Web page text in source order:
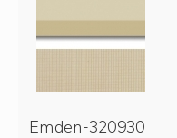
Emden-320930